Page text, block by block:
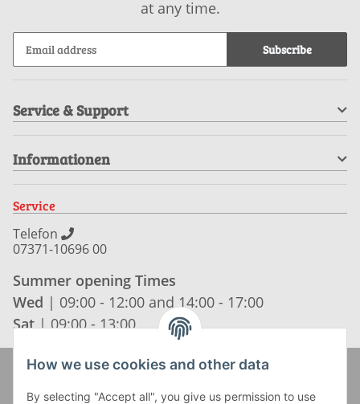
at any time.
Subscribe
Service & Support
Informationen
Service
Telefon
07371-10696 00
Summer opening Times
Wed | 09:00 - 12:00 and 14:00 - 17:00
Sat| 09:00 - 13:00
How we use cookies and other data
By selecting "Accept all", you give us permission to use